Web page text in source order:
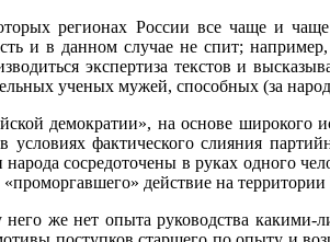
регионах России все чаще и
и в данном случае не спит;
экспертиза текстов и
ученых мужей, способных (за
демократии», на основе
условиях фактического слияния
сосредоточены в руках одного
действие на
у него же нет опыта руководства